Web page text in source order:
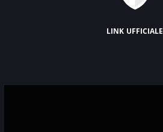
link ufficiale